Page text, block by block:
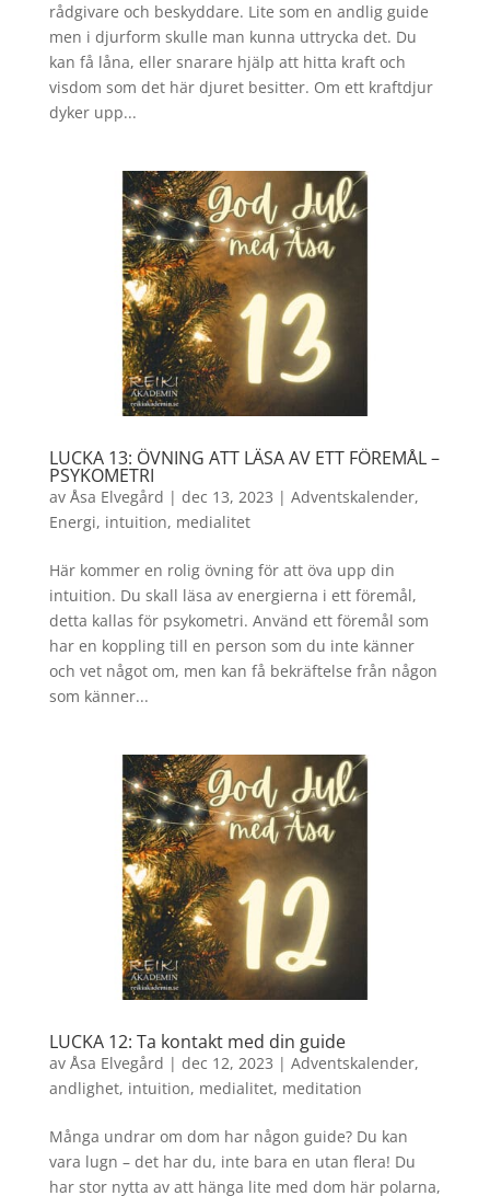
rådgivare och beskyddare. Lite som en andlig guide
men i djurform skulle man kunna uttrycka det. Du
kan få låna, eller snarare hjälp att hitta kraft och
visdom som det här djuret besitter. Om ett kraftdjur
dyker upp...
LUCKA 13: ÖVNING ATT LÄSA AV ETT FÖREMÅL –
PSYKOMETRI
av Åsa Elvegård | dec 13, 2023 | Adventskalender,
Energi, intuition, medialitet
Här kommer en rolig övning för att öva upp din
intuition. Du skall läsa av energierna i ett föremål,
detta kallas för psykometri. Använd ett föremål som
har en koppling till en person som du inte känner
och vet något om, men kan få bekräftelse från någon
som känner...
LUCKA 12: Ta kontakt med din guide
av Åsa Elvegård | dec 12, 2023 | Adventskalender,
andlighet, intuition, medialitet, meditation
Många undrar om dom har någon guide? Du kan
vara lugn – det har du, inte bara en utan flera! Du
har stor nytta av att hänga lite med dom här polarna,